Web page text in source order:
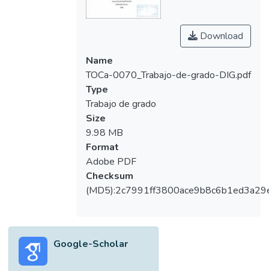
Esperamos que un día muy cercano la rama
de la salud alcance la humanización tan
necesaria para ofrecer servicios de
excelente calidad.
Download
Name
TOCa-0070_Trabajo-de-grado-DIG.pdf
Type
Trabajo de grado
Size
9.98 MB
Format
Adobe PDF
Checksum
Google-Scholar